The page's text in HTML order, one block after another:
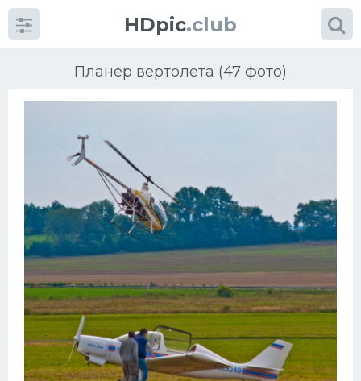
HDpic.club
Планер вертолета (47 фото)
Категории
Разное
Автомобили
Красивые фото машин
УРАЛ
Ниссан